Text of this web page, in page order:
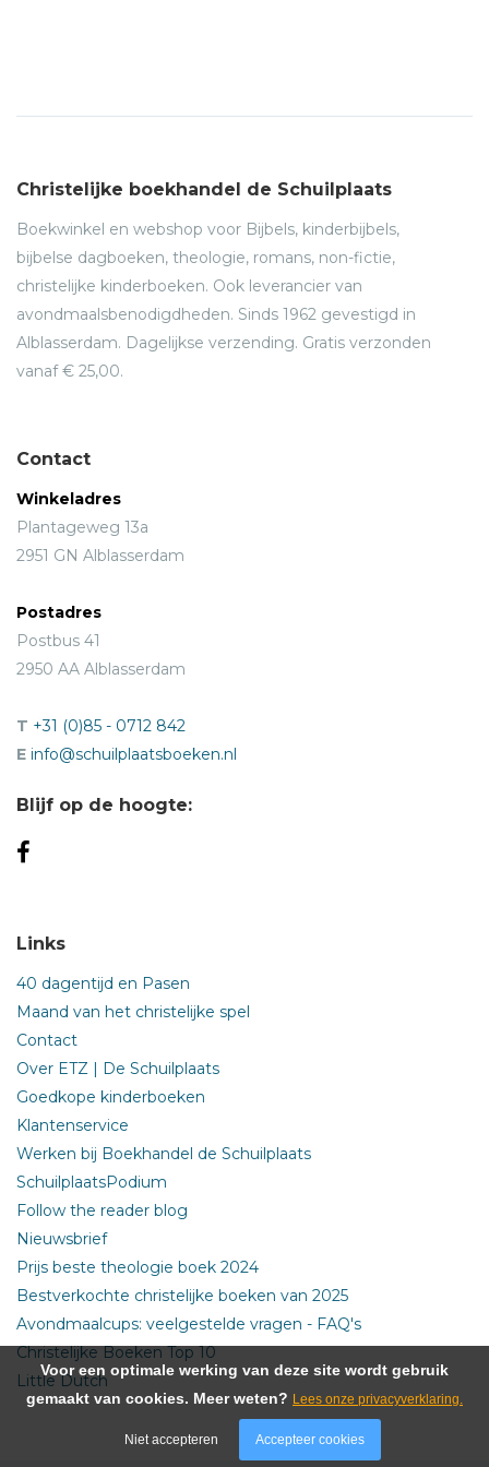
Christelijke boekhandel de Schuilplaats
Boekwinkel en webshop voor Bijbels, kinderbijbels,
bijbelse dagboeken, theologie, romans, non-fictie,
christelijke kinderboeken. Ook leverancier van
avondmaalsbenodigdheden. Sinds 1962 gevestigd in
Alblasserdam. Dagelijkse verzending. Gratis verzonden
vanaf € 25,00.
Contact
Winkeladres
Plantageweg 13a
2951 GN Alblasserdam
Postadres
Postbus 41
2950 AA Alblasserdam
T +31 (0)85 - 0712 842
E info@schuilplaatsboeken.nl
Blijf op de hoogte:
Links
40 dagentijd en Pasen
Maand van het christelijke spel
Contact
Over ETZ | De Schuilplaats
Goedkope kinderboeken
Klantenservice
Werken bij Boekhandel de Schuilplaats
SchuilplaatsPodium
Follow the reader blog
Nieuwsbrief
Prijs beste theologie boek 2024
Bestverkochte christelijke boeken van 2025
Avondmaalcups: veelgestelde vragen - FAQ's
Christelijke Boeken Top 10
Little Dutch
Voor een optimale werking van deze site wordt gebruik
gemaakt van cookies. Meer weten? Lees onze privacyverklaring.
Niet accepteren Accepteer cookies